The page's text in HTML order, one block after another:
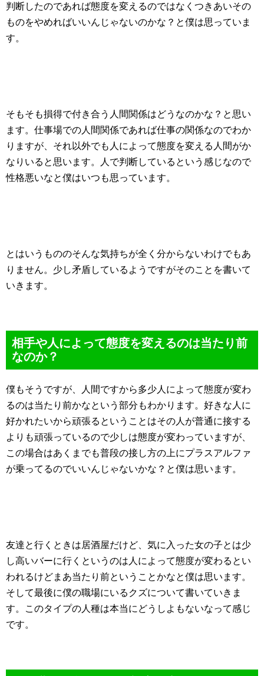
判断したのであれば態度を変えるのではなくつきあいその
ものをやめればいいんじゃないのかな？と僕は思っていま
す。
そもそも損得で付き合う人間関係はどうなのかな？と思い
ます。仕事場での人間関係であれば仕事の関係なのでわか
りますが、それ以外でも人によって態度を変える人間がか
なりいると思います。人で判断しているという感じなので
性格悪いなと僕はいつも思っています。
とはいうもののそんな気持ちが全く分からないわけでもあ
りません。少し矛盾しているようですがそのことを書いて
いきます。
相手や人によって態度を変えるのは当たり前
なのか？
僕もそうですが、人間ですから多少人によって態度が変わ
るのは当たり前かなという部分もわかります。好きな人に
好かれたいから頑張るということはその人が普通に接する
よりも頑張っているので少しは態度が変わっていますが、
この場合はあくまでも普段の接し方の上にプラスアルファ
が乗ってるのでいいんじゃないかな？と僕は思います。
友達と行くときは居酒屋だけど、気に入った女の子とは少
し高いバーに行くというのは人によって態度が変わるとい
われるけどまあ当たり前ということかなと僕は思います。
そして最後に僕の職場にいるクズについて書いていきま
す。このタイプの人種は本当にどうしよもないなって感じ
です。